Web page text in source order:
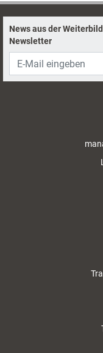
News aus der
Newsletter